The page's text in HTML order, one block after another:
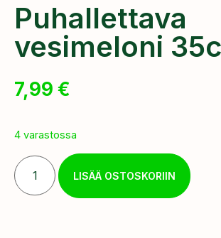
Puhallettava
vesimeloni
7,99 €
4 varastossa
LISÄÄ OSTOSKORIIN